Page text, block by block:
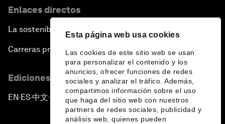
Esta página web usa cookies
Las cookies de este sitio web se usan
para personalizar el contenido y los
anuncios, ofrecer funciones de redes
sociales y analizar el tráfico. Además,
compartimos información sobre el uso
que haga del sitio web con nuestros
partners de redes sociales, publicidad y
análisis web, quienes pueden
Enlaces directos
La sostenibilidad en el Foro
Carreras profesionales
Ediciones en otros idiomas
EN ▪ES▪中文▪ 日本語